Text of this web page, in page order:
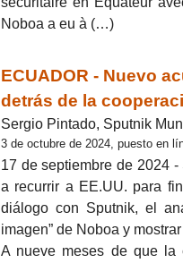
Noboa a eu à (…)
ECUADOR - Nuevo
detrás de la
Sergio Pintado, Sputnik
3 de octubre de 2024, puesto en
17 de septiembre de 2024
a recurrir a EE.UU. para
diálogo con Sputnik, el
imagen” de Noboa y
A nueve meses de que la